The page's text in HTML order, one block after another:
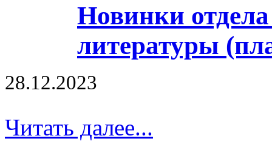
Новинки
литературы
28.12.2023
Читать далее...